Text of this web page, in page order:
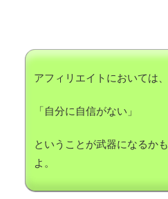
アフィリエイトにおいては、
「自分に自信がない」
ということが武器になるか
よ。